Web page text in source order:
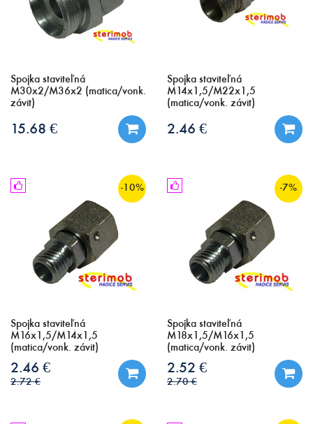
Spojka staviteľná
M30x2/M36x2 (matica/vonk.
závit)
15.68 €
Spojka staviteľná
M14x1,5/M22x1,5
(matica/vonk. závit)
2.46 €
-10%
Spojka staviteľná
M16x1,5/M14x1,5
(matica/vonk. závit)
2.46 €
2.72 €
-7%
Spojka staviteľná
M18x1,5/M16x1,5
(matica/vonk. závit)
2.52 €
2.70 €